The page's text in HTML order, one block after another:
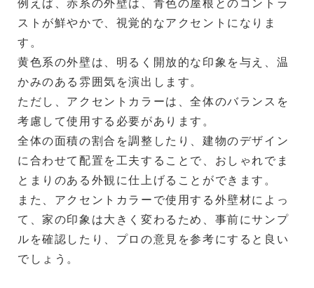
例えば、赤系の外壁は、青色の屋根とのコントラ
ストが鮮やかで、視覚的なアクセントになりま
す。
黄色系の外壁は、明るく開放的な印象を与え、温
かみのある雰囲気を演出します。
ただし、アクセントカラーは、全体のバランスを
考慮して使用する必要があります。
全体の面積の割合を調整したり、建物のデザイン
に合わせて配置を工夫することで、おしゃれでま
とまりのある外観に仕上げることができます。
また、アクセントカラーで使用する外壁材によっ
て、家の印象は大きく変わるため、事前にサンプ
ルを確認したり、プロの意見を参考にすると良い
でしょう。